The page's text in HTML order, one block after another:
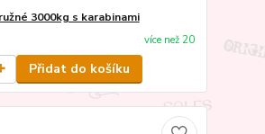
3000kg s karabinami
více než 20
Přidat do košíku